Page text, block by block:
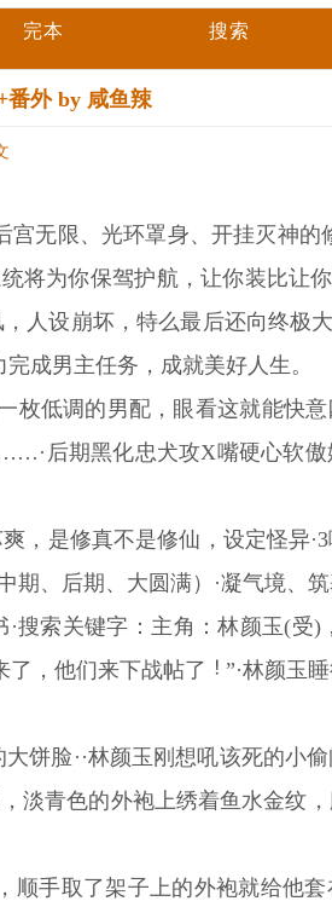
完本 搜索
番外 by 咸鱼辣
无限、光环罩身、开挂灭神的
统将为你保驾护航，让你装比让
人设崩坏，特么最后还向终极
成男主任务，成就美好人生。
枚低调的男配，眼看这就能快意
后期黑化忠犬攻X嘴硬心软傲
爽，是修真不是修仙，设定怪异
期、后期、大圆满）·凝气境、
搜索关键字：主角：林颜玉(受
了，他们来下战帖了
”·林颜玉
饼脸··林颜玉刚想吼该死的小
淡青色的外袍上绣着鱼水金纹
顺手取了架子上的外袍就给他